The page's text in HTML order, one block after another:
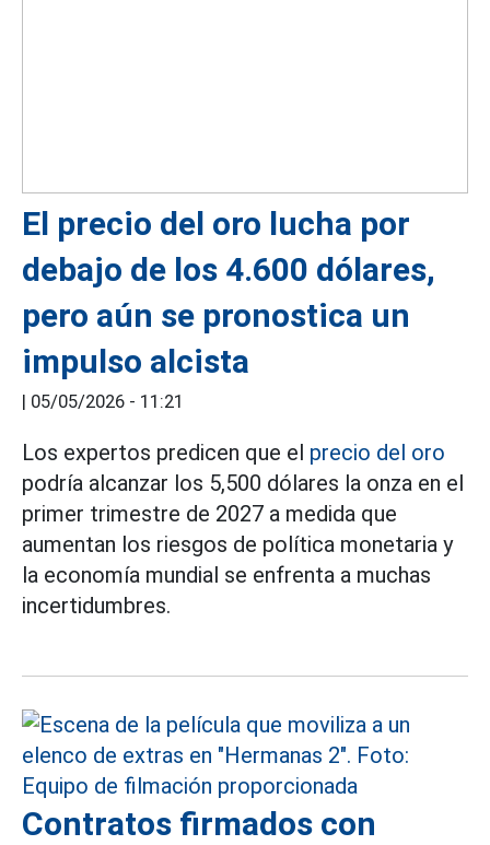
El precio del oro lucha por
debajo de los 4.600 dólares,
pero aún se pronostica un
impulso alcista
05/05/2026 - 11:21
Los expertos predicen que el precio del oro
podría alcanzar los 5,500 dólares la onza en el
primer trimestre de 2027 a medida que
aumentan los riesgos de política monetaria y
la economía mundial se enfrenta a muchas
incertidumbres.
Contratos firmados con